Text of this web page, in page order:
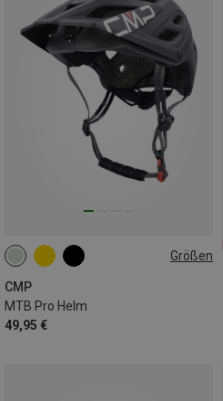
Größen
CMP
MTB Pro Helm
49,95 €
55-58CM